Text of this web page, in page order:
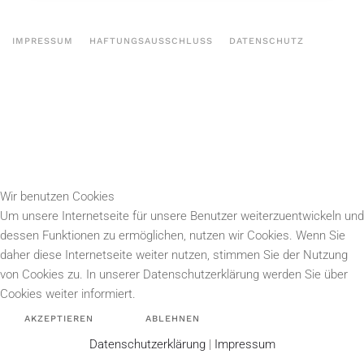
IMPRESSUM HAFTUNGSAUSSCHLUSS DATENSCHUTZ
Wir benutzen Cookies
Um unsere Internetseite für unsere Benutzer weiterzuentwickeln und
dessen Funktionen zu ermöglichen, nutzen wir Cookies. Wenn Sie
daher diese Internetseite weiter nutzen, stimmen Sie der Nutzung
von Cookies zu. In unserer Datenschutzerklärung werden Sie über
Cookies weiter informiert.
AKZEPTIEREN ABLEHNEN
Datenschutzerklärung| Impressum